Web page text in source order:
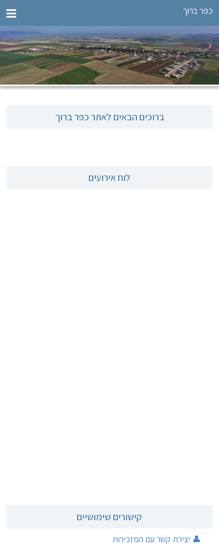
כפר ברוך
ברוכים הבאים לאתר כפר ברוך
לוח אירועים
קישורים שימושיים
👤 יצירת קשר עם המזכירות